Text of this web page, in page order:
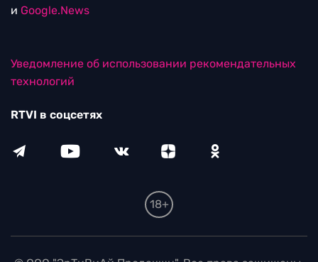
и Google.News
Уведомление об использовании рекомендательных
технологий
RTVI в соцсетях
18+